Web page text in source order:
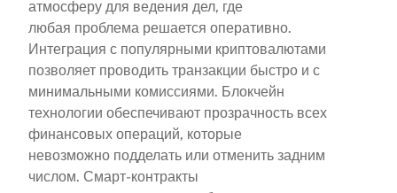
атмосферу для ведения дел, где
любая проблема решается оперативно.
Интеграция с популярными криптовалютами
позволяет проводить транзакции быстро и с
минимальными комиссиями. Блокчейн
технологии обеспечивают прозрачность всех
финансовых операций, которые
невозможно подделать или отменить задним
числом. Смарт-контракты